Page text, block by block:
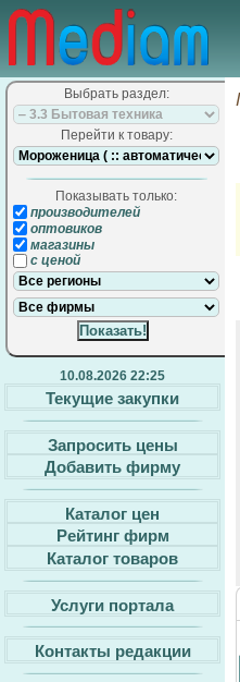
Выбрать раздел:
Перейти к товару:
Показывать только:
производителей
оптовиков
магазины
с ценой
10.08.2026 22:25
Текущие закупки
Запросить цены
Добавить фирму
Каталог цен
Рейтинг фирм
Каталог товаров
Услуги портала
Контакты редакции